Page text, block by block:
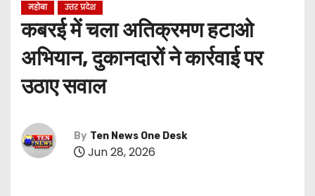
महोबा उत्तर प्रदेश
कबरई में चला अतिक्रमण हटाओ
अभियान, दुकानदारों ने कार्रवाई पर
उठाए सवाल
By Ten News One Desk
Jun 28, 2026